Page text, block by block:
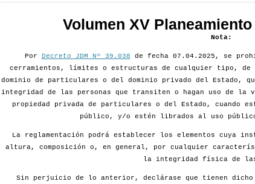
Volumen XV
Nota:
Por Decreto JDM Nº 39.038 de fecha 07.04.2025, se
cerramientos, límites o estructuras de cualquier tipo, de
dominio de particulares o del dominio privado del Estado,
integridad de las personas que transiten o hagan uso de la
propiedad privada de particulares o del Estado, cuando
público, y/o estén librados al uso
La reglamentación podrá establecer los elementos cuya
altura, composición o, en general, por cualquier
la integridad física de las
Sin perjuicio de lo anterior, declárase que tienen dicho